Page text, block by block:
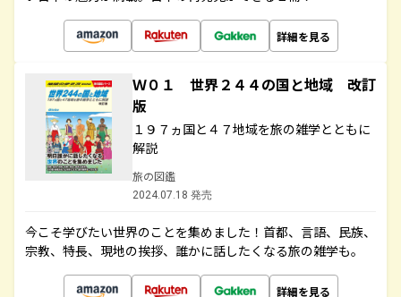
詳細を見る
Ｗ０１ 世界２４４の国と地域 改訂
版
１９７ヵ国と４７地域を旅の雑学とともに
解説
旅の図鑑
2024.07.18 発売
今こそ学びたい世界のことを集めました！首都、言語、民族、
宗教、特長、現地の挨拶、誰かに話したくなる旅の雑学も。
詳細を見る